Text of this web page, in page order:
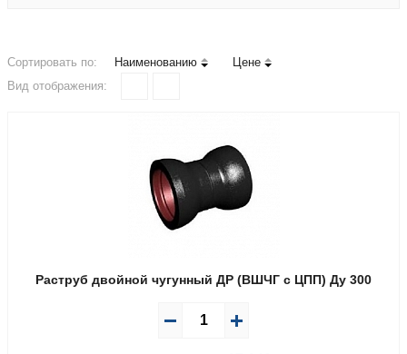
Сортировать по: Наименованию
Цене
Вид отображения:
Раструб двойной чугунный ДР (ВШЧГ с ЦПП) Ду 300